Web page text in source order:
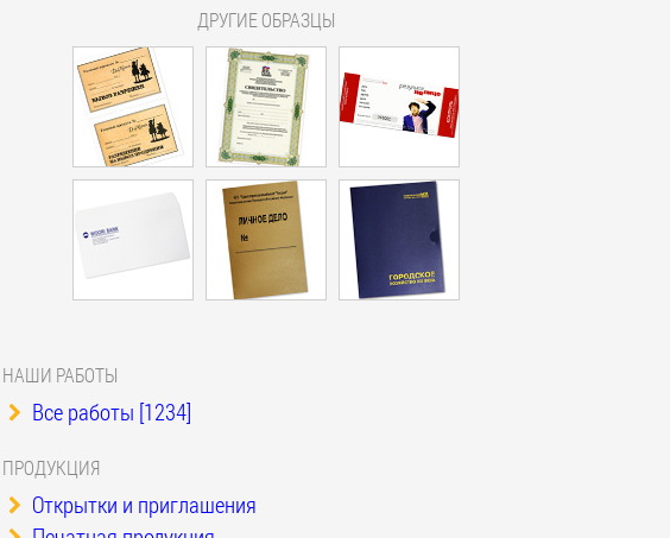
ДРУГИЕ ОБРАЗЦЫ
НАШИ РАБОТЫ
Все работы [1234]
ПРОДУКЦИЯ
Открытки и приглашения